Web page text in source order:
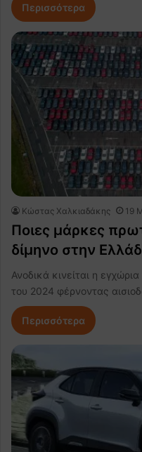
Περισσότερα
Κώστας Χαλκιαδάκης 19
Ποιες μάρκες
δίμηνο στην
Ανοδικά κινείται η
του 2024 φέρνοντας
Περισσότερα